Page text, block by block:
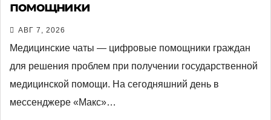
помощники
АВГ 7, 2026
Медицинские чаты — цифровые помощники граждан
для решения проблем при получении государственной
медицинской помощи. На сегодняшний день в
мессенджере «Макс»…